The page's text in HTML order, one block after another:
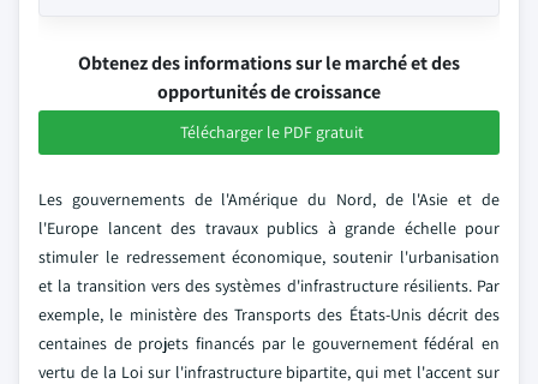
Obtenez des informations sur le marché et des
opportunités de croissance
Télécharger le PDF gratuit
Les gouvernements de l'Amérique du Nord, de l'Asie et de
l'Europe lancent des travaux publics à grande échelle pour
stimuler le redressement économique, soutenir l'urbanisation
et la transition vers des systèmes d'infrastructure résilients. Par
exemple, le ministère des Transports des États-Unis décrit des
centaines de projets financés par le gouvernement fédéral en
vertu de la Loi sur l'infrastructure bipartite, qui met l'accent sur